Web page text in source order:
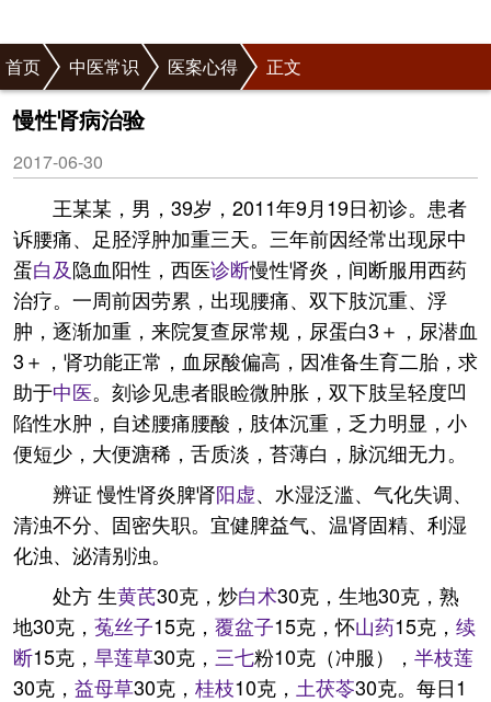
首页 中医常识 医案心得 正文
慢性肾病治验
2017-06-30
王某某，男，39岁，2011年9月19日初诊。患者
诉腰痛、足胫浮肿加重三天。三年前因经常出现尿中
蛋白及隐血阳性，西医诊断慢性肾炎，间断服用西药
治疗。一周前因劳累，出现腰痛、双下肢沉重、浮
肿，逐渐加重，来院复查尿常规，尿蛋白3＋，尿潜血
3＋，肾功能正常，血尿酸偏高，因准备生育二胎，求
助于中医。刻诊见患者眼睑微肿胀，双下肢呈轻度凹
陷性水肿，自述腰痛腰酸，肢体沉重，乏力明显，小
便短少，大便溏稀，舌质淡，苔薄白，脉沉细无力。
辨证 慢性肾炎脾肾阳虚、水湿泛滥、气化失调、
清浊不分、固密失职。宜健脾益气、温肾固精、利湿
化浊、泌清别浊。
处方 生黄芪30克，炒白术30克，生地30克，熟
地30克， 菟丝子15克， 覆盆子15克，怀山药15克， 续
断15克， 旱莲草30克， 三七粉10克（冲服）， 半枝莲
30克， 益母草30克， 桂枝10克， 土茯苓30克。每日1